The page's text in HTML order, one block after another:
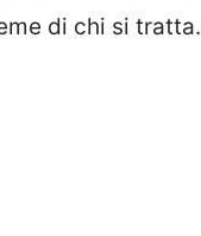
di chi si tratta.